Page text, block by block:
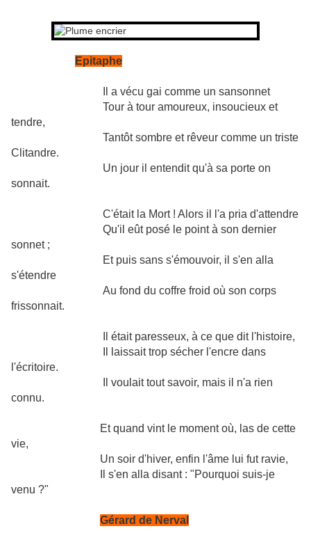
Epitaphe
Il a vécu gai comme un sansonnet
Tour à tour amoureux, insoucieux et
tendre,
Tantôt sombre et rêveur comme un triste
Clitandre.
Un jour il entendit qu'à sa porte on
sonnait.
C'était la Mort ! Alors il l'a pria d'attendre
Qu'il eût posé le point à son dernier
sonnet ;
Et puis sans s'émouvoir, il s'en alla
s'étendre
Au fond du coffre froid où son corps
frissonnait.
Il était paresseux, à ce que dit l'histoire,
Il laissait trop sécher l'encre dans
l'écritoire.
Il voulait tout savoir, mais il n'a rien
connu.
Et quand vint le moment où, las de cette
vie,
Un soir d'hiver, enfin l'âme lui fut ravie,
Il s'en alla disant : "Pourquoi suis-je
venu ?"
Gérard de Nerval